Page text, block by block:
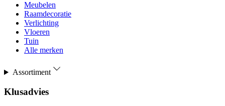
Meubelen
Raamdecoratie
Verlichting
Vloeren
Tuin
Alle merken
Assortiment
Klusadvies